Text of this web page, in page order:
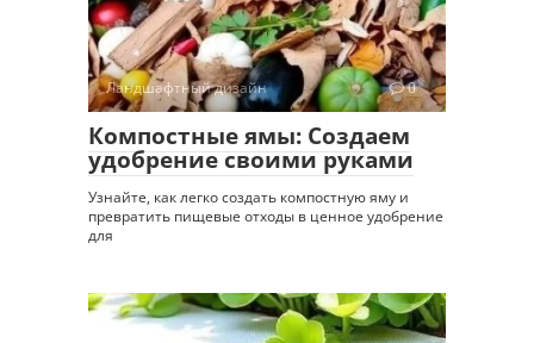
Ландшафтный дизайн 0
Компостные ямы: Создаем
удобрение своими руками
Узнайте, как легко создать компостную яму и
превратить пищевые отходы в ценное удобрение
для